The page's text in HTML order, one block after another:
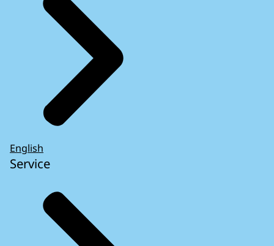
English
Service